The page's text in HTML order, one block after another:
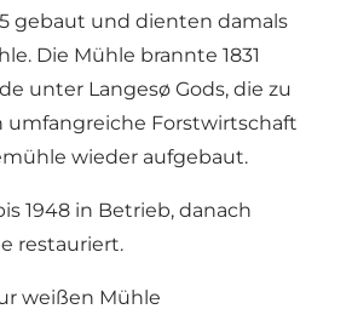
gebaut und dienten damals
Die Mühle brannte 1831
unter Langesø Gods, die zu
umfangreiche Forstwirtschaft
wieder aufgebaut.
1948 in Betrieb, danach
restauriert.
weißen Mühle